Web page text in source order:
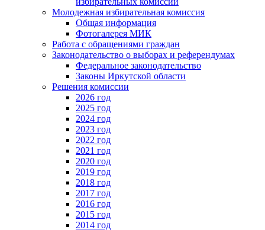
Молодежная избирательная комиссия
Общая информация
Фотогалерея МИК
Работа с обращениями граждан
Законодательство о выборах и референдумах
Федеральное законодательство
Законы Иркутской области
Решения комиссии
2026 год
2025 год
2024 год
2023 год
2022 год
2021 год
2020 год
2019 год
2018 год
2017 год
2016 год
2015 год
2014 год